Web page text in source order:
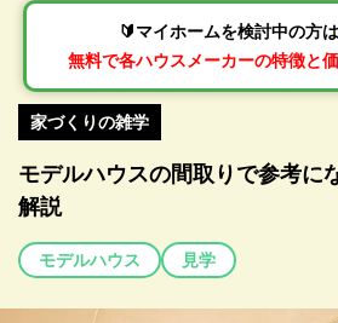
🔰マイホームを検討中の方は
無料で各ハウスメーカーの特徴と
家づくりの雑学
モデルハウスの間取りで参考に
解説
モデルハウス 見学